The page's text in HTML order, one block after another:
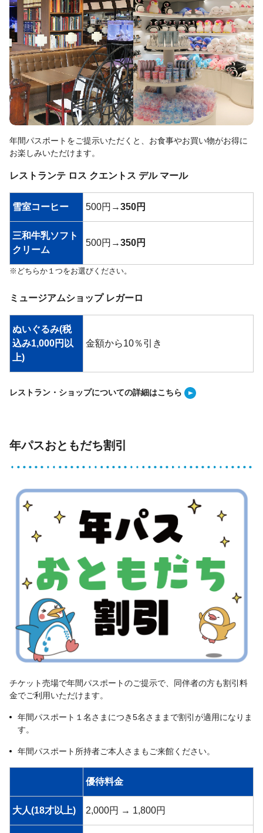
年間パスポートをご提示いただくと、お食事やお買い物がお得に
お楽しみいただけます。
レストランテ ロス クエントス デル マール
雪室コーヒー 500円→350円
三和牛乳ソフト
クリーム
500円→350円
※どちらか１つをお選びください。
ミュージアムショップ レガーロ
ぬいぐるみ(税
込み1,000円以
上)
金額から10％引き
レストラン・ショップについての詳細はこちら
年パスおともだち割引
チケット売場で年間パスポートのご提示で、同伴者の方も割引料
金でご利用いただけます。
年間パスポート１名さまにつき5名さままで割引が適用になりま
す。
年間パスポート所持者ご本人さまもご来館ください。
優待料金
大人(18才以上) 2,000円 → 1,800円